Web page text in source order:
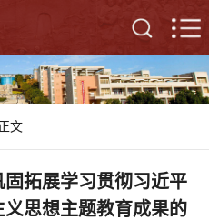
文
拓展学习贯彻习近平
思想主题教育成果的